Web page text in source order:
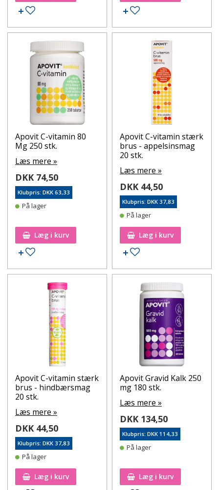
Tilføj til ønskeseddel
Tilføj til ønskeseddel
Apovit C-vitamin 80
Mg 250 stk.
Læs mere »
DKK 74,50
Klubpris: DKK 63,33
På lager
Læg i kurv
Tilføj til ønskeseddel
Apovit C-vitamin stærk
brus - appelsinsmag
20 stk.
Læs mere »
DKK 44,50
Klubpris: DKK 37,83
På lager
Læg i kurv
Tilføj til ønskeseddel
Apovit C-vitamin stærk
brus - hindbærsmag
20 stk.
Læs mere »
DKK 44,50
Klubpris: DKK 37,83
På lager
Læg i kurv
Apovit Gravid Kalk 250
mg 180 stk.
Læs mere »
DKK 134,50
Klubpris: DKK 114,33
På lager
Læg i kurv